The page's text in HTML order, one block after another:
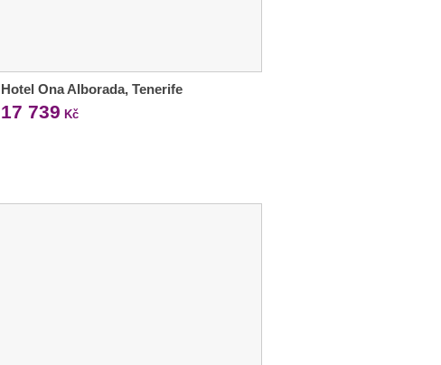
Hotel Ona Alborada, Tenerife
17 739 Kč